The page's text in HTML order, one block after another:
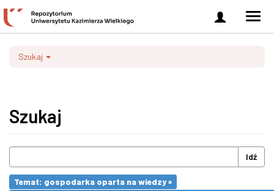
Zaloguj
się
Szukaj
Szukaj
Idź
Temat: gospodarka oparta na wiedzy ×